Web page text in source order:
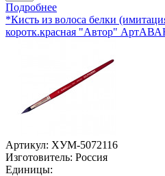
Подробнее
*Кисть из волоса белки
коротк.красная "Автор"
Артикул: ХУМ-5072116
Изготовитель: Россия
Единицы: